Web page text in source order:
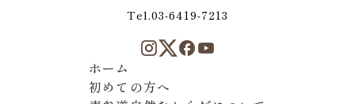
Tel.03-6419-7213
ホーム
初めての方へ